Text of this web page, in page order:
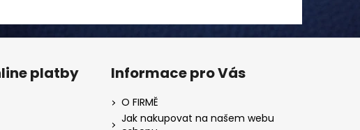
platby Informace pro Vás
O FIRMĚ
Jak nakupovat na našem webu